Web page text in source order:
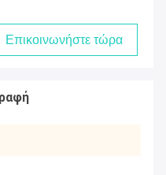
Επικοινωνήστε τώρα